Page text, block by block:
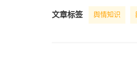
文章标签 舆情知识